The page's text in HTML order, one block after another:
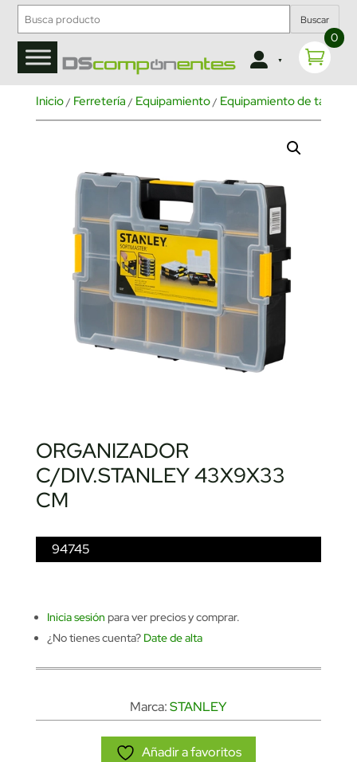
Buscar
0
Inicio/ Ferretería / Equipamiento/ Equipamiento de taller
ORGANIZADOR
C/DIV.STANLEY 43X9X33
CM
94745
Inicia sesión para ver precios y comprar.
¿No tienes cuenta? Date de alta
Marca:STANLEY
Añadir a favoritos